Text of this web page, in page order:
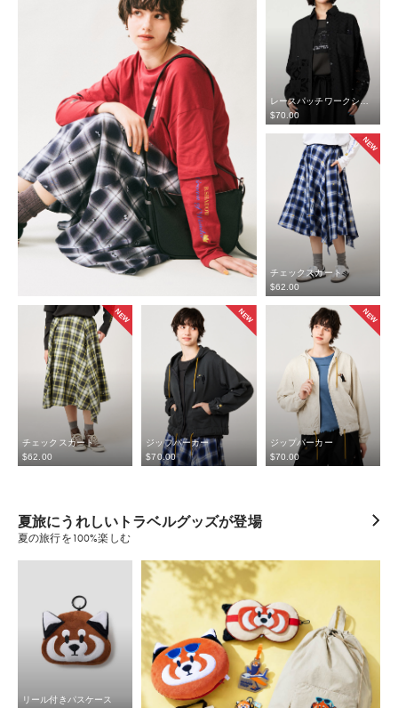
レースパッチワークシャツ
$‌70.00
NEW
チェックスカート
$‌62.00
NEW
チェックスカート
$‌62.00
NEW
ジップパーカー
$‌70.00
NEW
ジップパーカー
$‌70.00
夏旅にうれしいトラベルグッズが登場
夏の旅行を100%楽しむ
リール付きパスケース